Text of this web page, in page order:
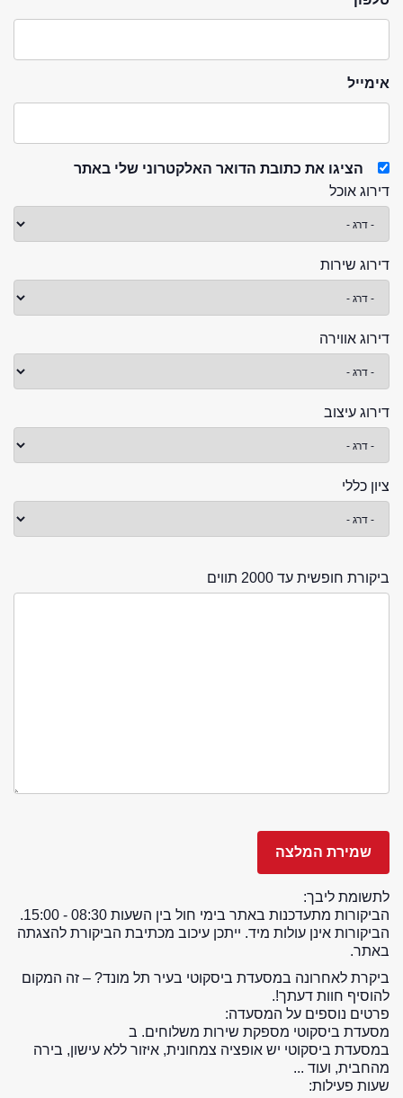
אימייל
הציגו את כתובת הדואר האלקטרוני שלי באתר
דירוג אוכל
דירוג שירות
דירוג אווירה
דירוג עיצוב
ציון כללי
ביקורת חופשית עד 2000 תווים
לתשומת ליבך:
הביקורות מתעדכנות באתר בימי חול בין השעות 08:30 - 15:00.
הביקורות אינן עולות מיד. ייתכן עיכוב מכתיבת הביקורת להצגתה
באתר.
ביקרת לאחרונה במסעדת ביסקוטי בעיר תל מונד? – זה המקום
להוסיף חוות דעתך!.
פרטים נוספים על המסעדה:
מסעדת ביסקוטי מספקת שירות משלוחים. ב
במסעדת ביסקוטי יש אופציה צמחונית, איזור ללא עישון, בירה
מהחבית, ועוד ...
שעות פעילות: